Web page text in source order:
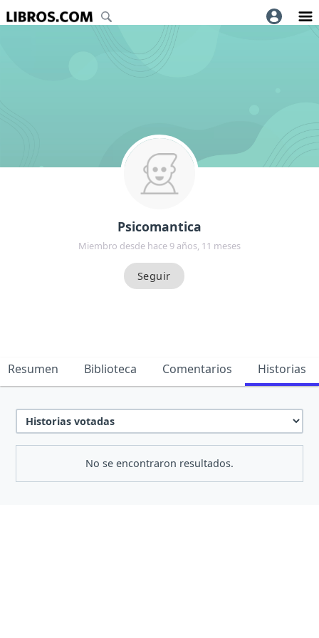
Psicomantica
Miembro desde hace 9 años, 11 meses
Resumen Biblioteca Comentarios Historias
No se encontraron resultados.